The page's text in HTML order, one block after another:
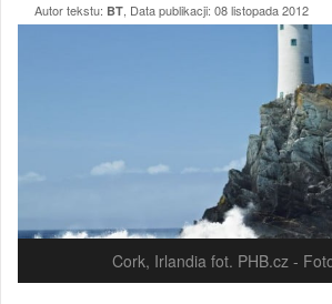
Autor tekstu: BT , Data publikacji: 08 listopada 2012
Cork, Irlandia fot. PHB.cz -